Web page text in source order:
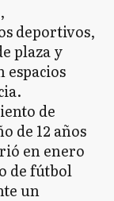
deportivos,
plaza y
espacios
de
de 12 años
en enero
de fútbol
un